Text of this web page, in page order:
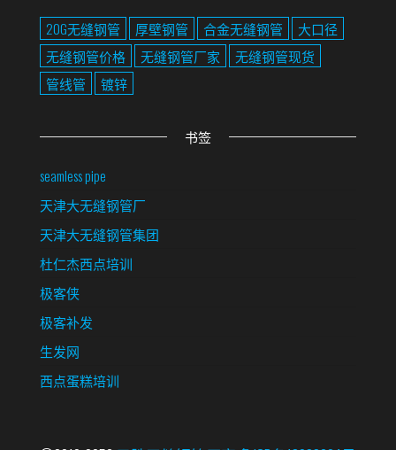
20G无缝钢管 厚壁钢管 合金无缝钢管
大口径
无缝钢管价格
无缝钢管厂家
无缝钢管现货
管线管
镀锌
书签
seamless pipe
天津大无缝钢管厂
天津大无缝钢管集团
杜仁杰西点培训
极客侠
极客补发
生发网
西点蛋糕培训